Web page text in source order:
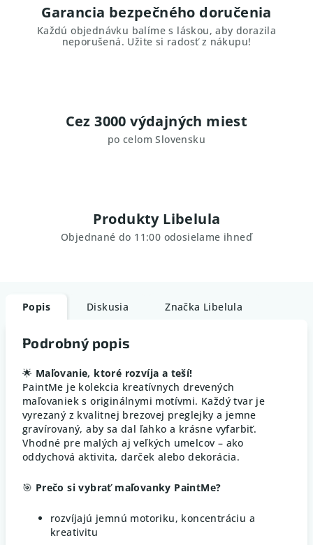
Garancia bezpečného doručenia
Každú objednávku balíme s láskou, aby dorazila
neporušená. Užite si radosť z nákupu!
Cez 3000 výdajných miest
po celom Slovensku
Produkty Libelula
Objednané do 11:00 odosielame ihneď
Popis Diskusia Značka Libelula
Podrobný popis
🌟 Maľovanie, ktoré rozvíja a teší!
PaintMe je kolekcia kreatívnych drevených
maľovaniek s originálnymi motívmi. Každý tvar je
vyrezaný z kvalitnej brezovej preglejky a jemne
gravírovaný, aby sa dal ľahko a krásne vyfarbiť.
Vhodné pre malých aj veľkých umelcov – ako
oddychová aktivita, darček alebo dekorácia.
🎯 Prečo si vybrať maľovanky PaintMe?
rozvíjajú jemnú motoriku, koncentráciu a
kreativitu